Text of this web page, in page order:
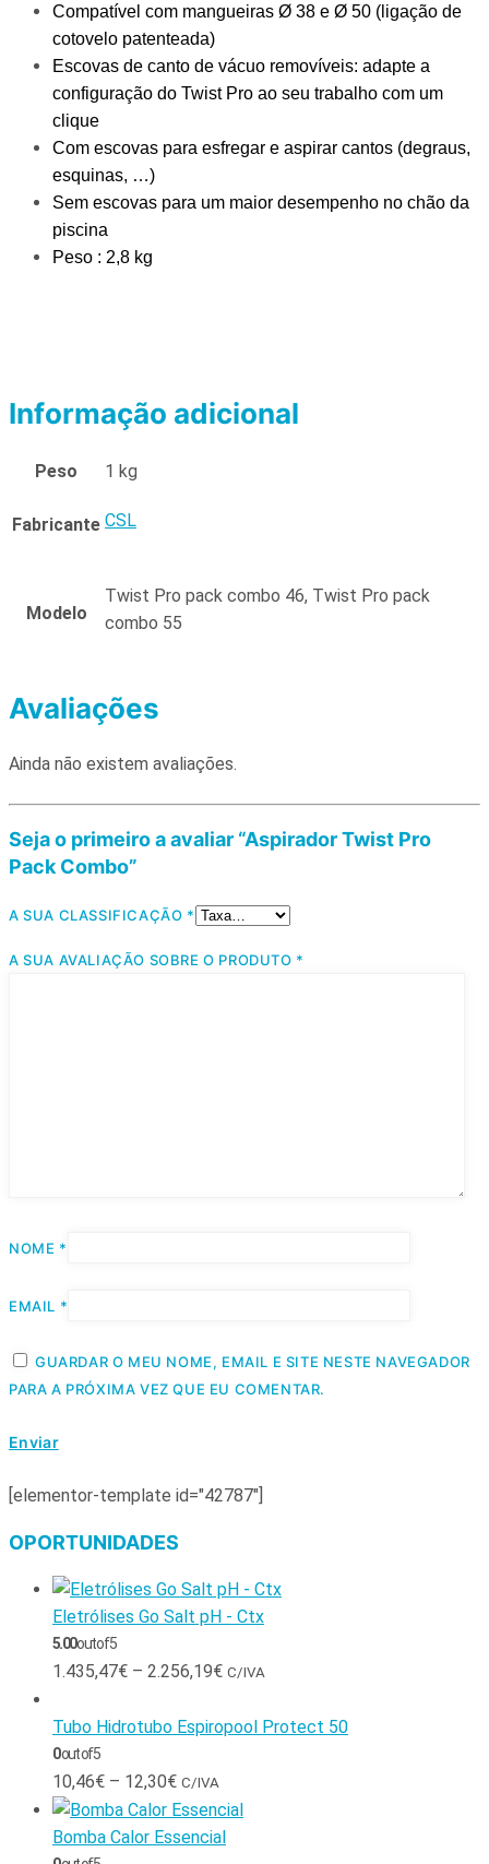
Compatível com mangueiras Ø 38 e Ø 50 (ligação de
cotovelo patenteada)
Escovas de canto de vácuo removíveis: adapte a
configuração do Twist Pro ao seu trabalho com um
clique
Com escovas para esfregar e aspirar cantos (degraus,
esquinas, …)
Sem escovas para um maior desempenho no chão da
piscina
Peso : 2,8 kg
Informação adicional
Peso 1 kg
Fabricante CSL
Modelo
Twist Pro pack combo 46, Twist Pro pack
combo 55
Avaliações
Ainda não existem avaliações.
Seja o primeiro a avaliar “Aspirador Twist Pro
Pack Combo”
A SUA CLASSIFICAÇÃO *
A SUA AVALIAÇÃO SOBRE O PRODUTO *
NOME *
EMAIL *
GUARDAR O MEU NOME, EMAIL E SITE NESTE NAVEGADOR
PARA A PRÓXIMA VEZ QUE EU COMENTAR.
[elementor-template id="42787"]
OPORTUNIDADES
Eletrólises Go Salt pH - Ctx
5.00out of 5
1.435,47€ – 2.256,19€ C/IVA
Tubo Hidrotubo Espiropool Protect 50
0out of 5
10,46€ – 12,30€ C/IVA
Bomba Calor Essencial